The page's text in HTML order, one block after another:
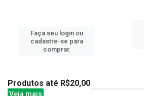
Faça seu login ou
cadastre-se para
comprar.
Produtos até R$20,00
Veja mais